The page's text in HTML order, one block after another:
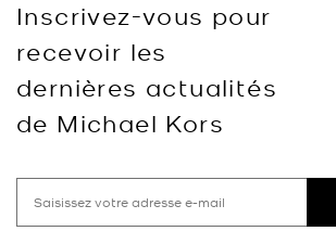
Inscrivez-vous pour
recevoir les
dernières actualités
de Michael Kors